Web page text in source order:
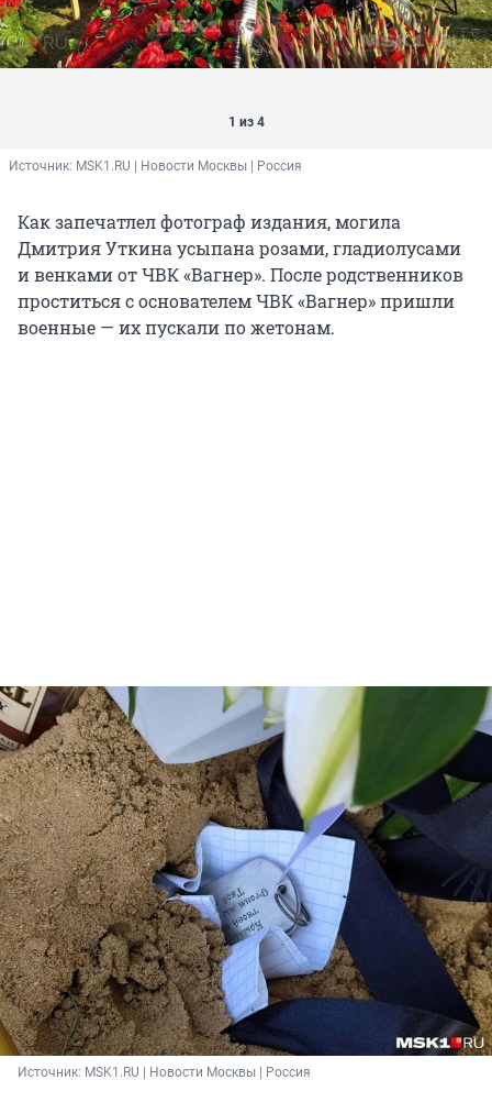
1 из 4
Источник: MSK1.RU | Новости Москвы | Россия
Как запечатлел фотограф издания, могила
Дмитрия Уткина усыпана розами, гладиолусами
и венками от ЧВК «Вагнер». После родственников
проститься с основателем ЧВК «Вагнер» пришли
военные — их пускали по жетонам.
Источник: MSK1.RU | Новости Москвы | Россия